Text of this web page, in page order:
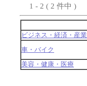
1 - 2 ( 2 件中 )
ビジネス・経済・産業
車・バイク
美容・健康・医療